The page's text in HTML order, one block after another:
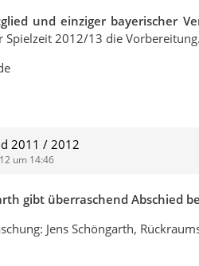
und einziger bayerischer
Spielzeit 2012/13 die Vorbereitung.
2011 / 2012
um 14:46
gibt überraschend Abschied
Jens Schöngarth,